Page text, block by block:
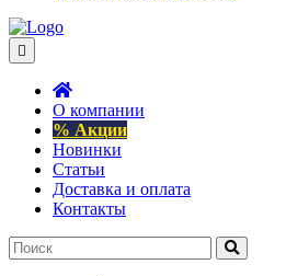
О компании
% Акции
Новинки
Статьи
Доставка и оплата
Контакты